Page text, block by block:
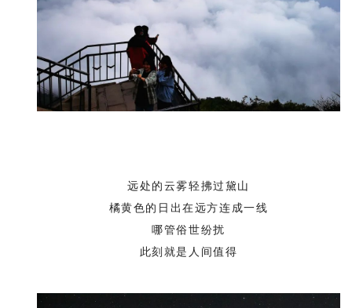
远处的云雾轻拂过黛山
橘黄色的日出在远方连成一线
哪管俗世纷扰
此刻就是人间值得